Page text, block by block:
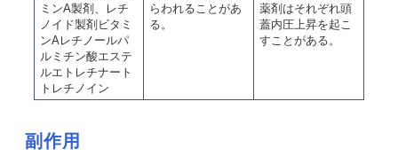
ミンA製剤、レチ
ノイド製剤ビタミ
ンAレチノールパ
ルミチン酸エステ
ルエトレチナート
トレチノイン
らわれることがあ
る。
薬剤はそれぞれ頭
蓋内圧上昇を起こ
すことがある。
副作用